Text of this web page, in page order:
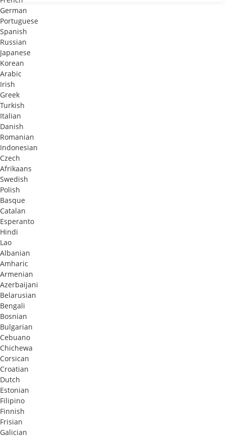
German
Portuguese
Spanish
Russian
Japanese
Korean
Arabic
Irish
Greek
Turkish
Italian
Danish
Romanian
Indonesian
Czech
Afrikaans
Swedish
Polish
Basque
Catalan
Esperanto
Hindi
Lao
Albanian
Amharic
Armenian
Azerbaijani
Belarusian
Bengali
Bosnian
Bulgarian
Cebuano
Chichewa
Corsican
Croatian
Dutch
Estonian
Filipino
Finnish
Frisian
Galician